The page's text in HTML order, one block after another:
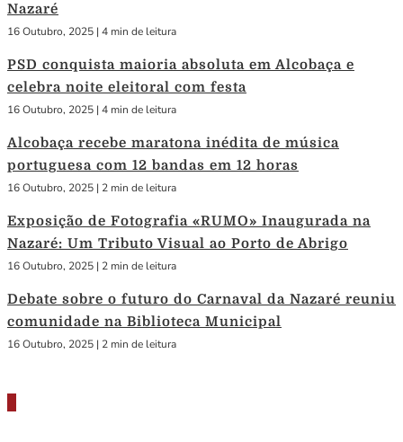
Nazaré
16 Outubro, 2025 | 4 min de leitura
PSD conquista maioria absoluta em Alcobaça e
celebra noite eleitoral com festa
16 Outubro, 2025 | 4 min de leitura
Alcobaça recebe maratona inédita de música
portuguesa com 12 bandas em 12 horas
16 Outubro, 2025 | 2 min de leitura
Exposição de Fotografia «RUMO» Inaugurada na
Nazaré: Um Tributo Visual ao Porto de Abrigo
16 Outubro, 2025 | 2 min de leitura
Debate sobre o futuro do Carnaval da Nazaré reuniu
comunidade na Biblioteca Municipal
16 Outubro, 2025 | 2 min de leitura